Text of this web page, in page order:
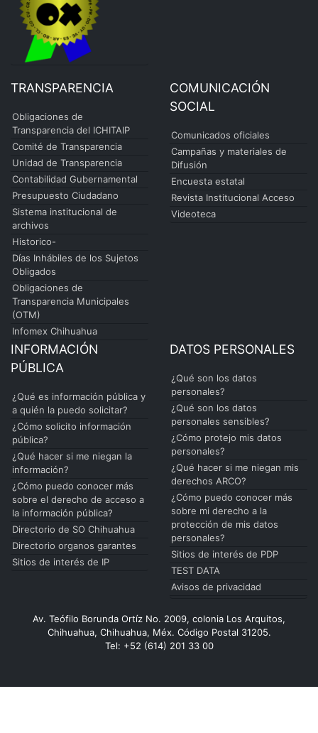
TRANSPARENCIA
Obligaciones de
Transparencia del ICHITAIP
Comité de Transparencia
Unidad de Transparencia
Contabilidad Gubernamental
Presupuesto Ciudadano
Sistema institucional de
archivos
Historico-
Días Inhábiles de los Sujetos
Obligados
Obligaciones de
Transparencia Municipales
(OTM)
Infomex Chihuahua
COMUNICACIÓN
SOCIAL
Comunicados oficiales
Campañas y materiales de
Difusión
Encuesta estatal
Revista Institucional Acceso
Videoteca
INFORMACIÓN
PÚBLICA
¿Qué es información pública y
a quién la puedo solicitar?
¿Cómo solicito información
pública?
¿Qué hacer si me niegan la
información?
¿Cómo puedo conocer más
sobre el derecho de acceso a
la información pública?
Directorio de SO Chihuahua
Directorio organos garantes
Sitios de interés de IP
DATOS PERSONALES
¿Qué son los datos
personales?
¿Qué son los datos
personales sensibles?
¿Cómo protejo mis datos
personales?
¿Qué hacer si me niegan mis
derechos ARCO?
¿Cómo puedo conocer más
sobre mi derecho a la
protección de mis datos
personales?
Sitios de interés de PDP
TEST DATA
Avisos de privacidad
Av. Teófilo Borunda Ortíz No. 2009, colonia Los Arquitos,
Chihuahua, Chihuahua, Méx. Código Postal 31205.
Tel: +52 (614) 201 33 00